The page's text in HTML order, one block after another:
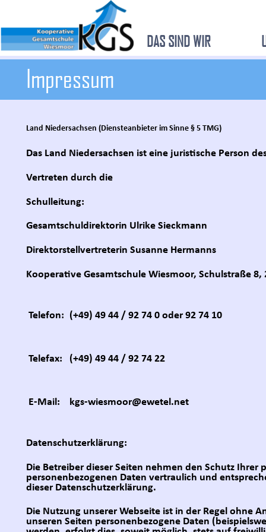
DAS SIND WIR
Impressum
Land Niedersachsen (Diensteanbieter im Sinne § 5 TMG)
Das Land Niedersachsen ist eine juristische Person
Vertreten durch die
Schulleitung:
Gesamtschuldirektorin Ulrike Sieckmann
Direktorstellvertreterin Susanne Hermanns
Kooperative Gesamtschule Wiesmoor, Schulstraße 8,
Telefon: (+49) 49 44 / 92 74 0 oder 92 74 10
Telefax: (+49) 49 44 / 92 74 22
E-Mail: kgs-wiesmoor@ewetel.net
Datenschutzerklärung:
Die Betreiber dieser Seiten nehmen den Schutz
personenbezogenen Daten vertraulich und
dieser Datenschutzerklärung.
Die Nutzung unserer Webseite ist in der Regel ohne
unseren Seiten personenbezogene Daten